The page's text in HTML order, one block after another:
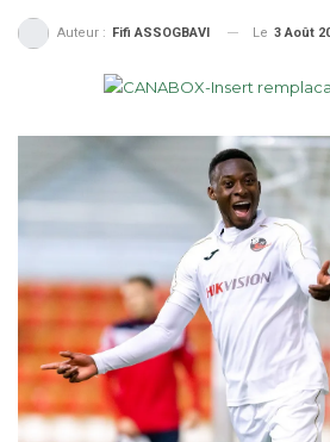
Auteur : Fifi ASSOGBAVI Le 3 Août